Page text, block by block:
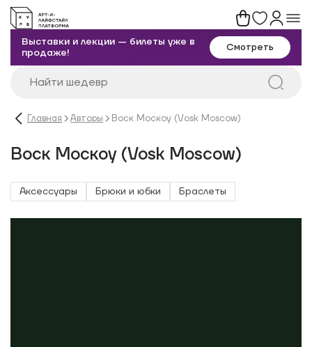
Выставки и лекции — билеты уже в
продаже!
Смотреть
Главная Авторы Воск Москоу (Vosk Moscow)
Воск Москоу (Vosk Moscow)
Аксессуары Брюки и юбки Браслеты